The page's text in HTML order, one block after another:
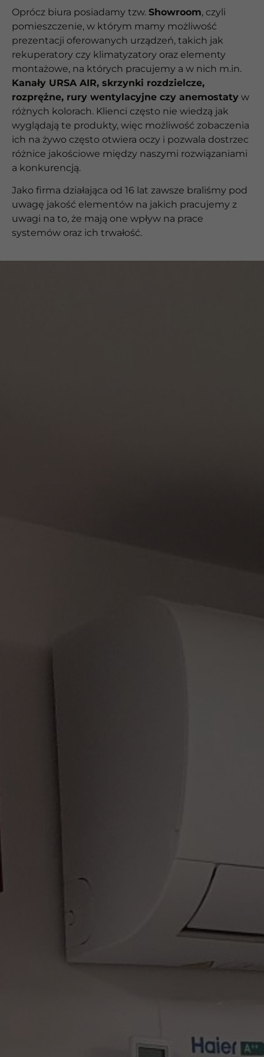
Oprócz biura posiadamy tzw. Showroom, czyli
pomieszczenie, w którym mamy możliwość
prezentacji oferowanych urządzeń, takich jak
rekuperatory czy klimatyzatory oraz elementy
montażowe, na których pracujemy a w nich m.in.
Kanały URSA AIR, skrzynki rozdzielcze,
rozprężne, rury wentylacyjne czy anemostaty w
różnych kolorach. Klienci często nie wiedzą jak
wyglądają te produkty, więc możliwość zobaczenia
ich na żywo często otwiera oczy i pozwala dostrzec
różnice jakościowe między naszymi rozwiązaniami
a konkurencją.
Jako firma działająca od 16 lat zawsze braliśmy pod
uwagę jakość elementów na jakich pracujemy z
uwagi na to, że mają one wpływ na prace
systemów oraz ich trwałość.